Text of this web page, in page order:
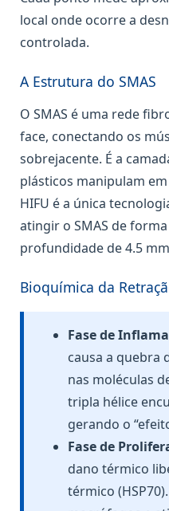
local onde ocorre a
controlada.
A Estrutura do SMAS
O SMAS é uma rede
face, conectando os
sobrejacente. É a
plásticos manipulam
HIFU é a única
atingir o SMAS de
profundidade de 4.5
Bioquímica da
Fase de
causa a quebra
nas moléculas
tripla hélice
gerando o
Fase de
dano térmico
térmico